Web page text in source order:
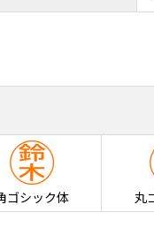
ゴシック体 丸